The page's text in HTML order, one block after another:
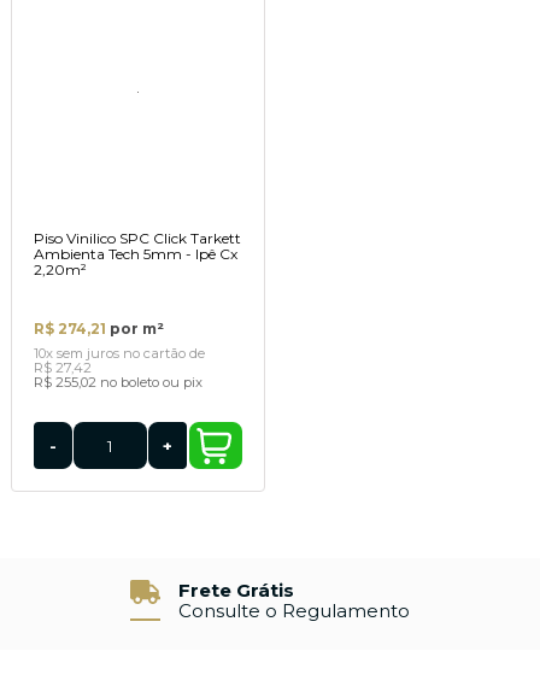
Piso Vinilico SPC Click Tarkett
Ambienta Tech 5mm - Ipê Cx
2,20m²
R$ 274,21 por m²
10x sem juros no cartãode
R$ 27,42
R$ 255,02 no boleto ou pix
- +
Frete Grátis
Consulte o Regulamento